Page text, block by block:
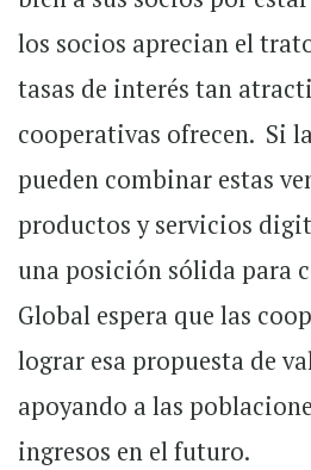
los socios aprecian el
tasas de interés tan
cooperativas ofrecen. Si
pueden combinar estas
productos y servicios
una posición sólida para
Global espera que las
lograr esa propuesta de
apoyando a las
ingresos en el futuro.